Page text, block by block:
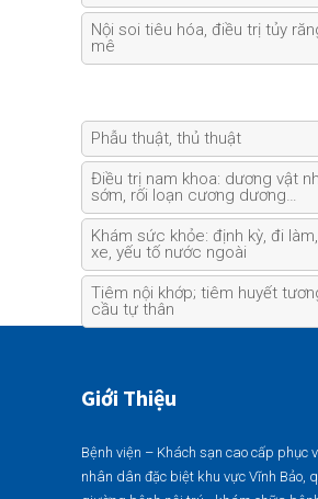
Nội soi tiêu hóa, điều trị tủy
mê
Phẫu thuật, thủ thuật
Điều trị nam khoa: dương vật
sớm, rối loạn cương dương…
Khám sức khỏe: định kỳ, đi
xe, yếu tố nước ngoài
Tiêm nội khớp; tiêm huyết
cầu tự thân
Giới Thiệu
Bệnh viện – Khách sạn cao cấp phục
nhân dân đặc biệt khu vực Vĩnh Bảo,